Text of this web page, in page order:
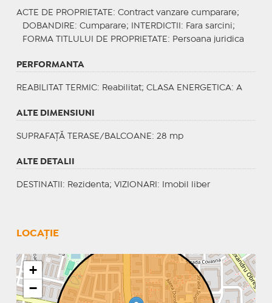
ACTE DE PROPRIETATE : Contract vanzare cumparare;
DOBANDIRE : Cumparare; INTERDICTII : Fara sarcini;
FORMA TITLULUI DE PROPRIETATE : Persoana juridica
PERFORMANTA
REABILITAT TERMIC: Reabilitat; CLASA ENERGETICA: A
ALTE DIMENSIUNI
SUPRAFAȚĂ TERASE/BALCOANE: 28 mp
ALTE DETALII
DESTINATII : Rezidenta; VIZIONARI : Imobil liber
LOCAȚIE
+
−